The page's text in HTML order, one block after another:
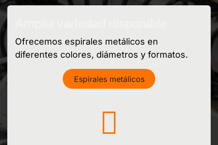
Ofrecemos espirales metálicos en
diferentes colores, diámetros y formatos.
Espirales metálicos